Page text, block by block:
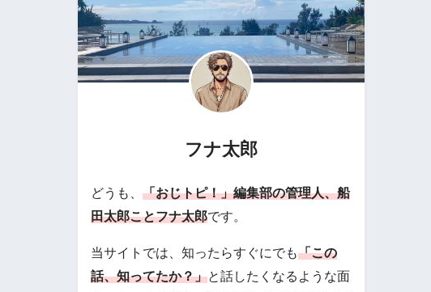
フナ太郎
どうも、 「おじトピ！」編集部の管理人、船
田太郎ことフナ太郎です。
当サイトでは、知ったらすぐにでも「この
話、知ってたか？」と話したくなるような面